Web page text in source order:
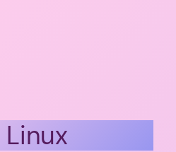
Linux